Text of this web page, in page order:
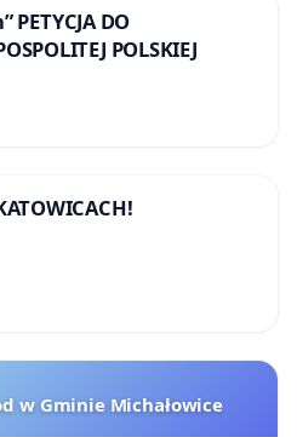
„KINO”, czasopisma
Zachodniego”, a także w
Onet, Interia, NOIZZ,
go sztuczną inteligencją)
PETYCJA DO
POLSKIEJ
w Gminie Michałowice